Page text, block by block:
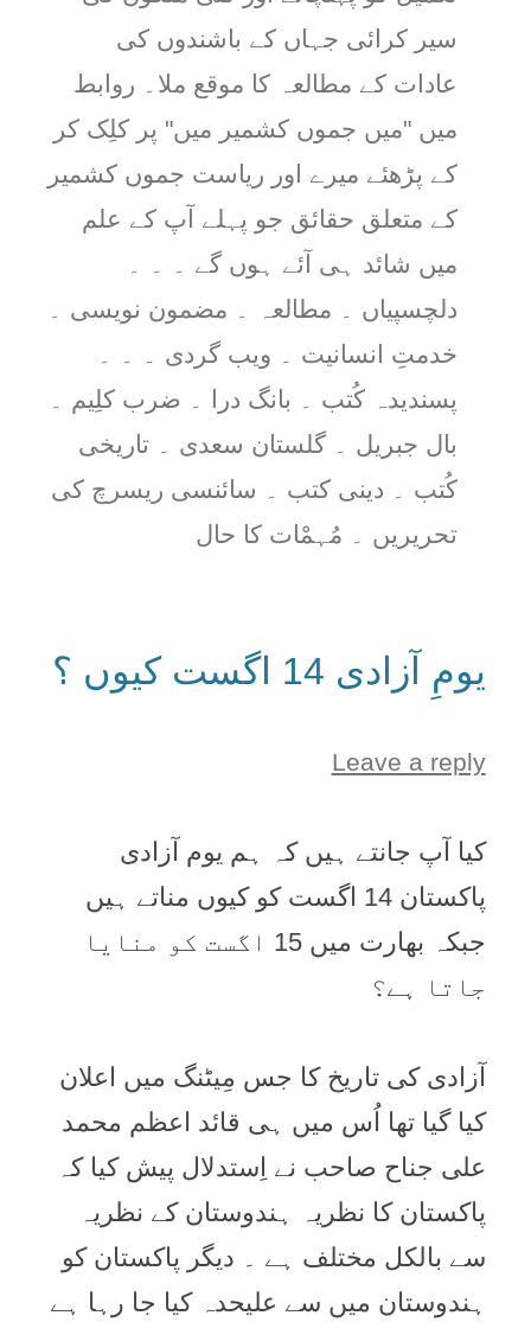
سیر کرائی جہاں کے باشندوں کی
عادات کے مطالعہ کا موقع ملا۔ روابط
میں "میں جموں کشمیر میں" پر کلِک کر
کے پڑھئے میرے اور ریاست جموں کشمیر
کے متعلق حقائق جو پہلے آپ کے علم
میں شائد ہی آئے ہوں گے ۔ ۔ ۔
دلچسپیاں ۔ مطالعہ ۔ مضمون نویسی ۔
خدمتِ انسانیت ۔ ویب گردی ۔ ۔ ۔
پسندیدہ کُتب ۔ بانگ درا ۔ ضرب کلِیم ۔
بال جبریل ۔ گلستان سعدی ۔ تاریخی
کُتب ۔ دینی کتب ۔ سائنسی ریسرچ کی
تحریریں ۔ مُہمْات کا حال
یومِ آزادی 14 اگست کیوں ؟
Leave a reply
کیا آپ جانتے ہیں کہ ہم یوم آزادی
پاکستان 14 اگست کو کیوں مناتے ہیں
جبکہ بھارت میں 15 اگست کو منایا
جاتا ہے؟
آزادی کی تاریخ کا جس مِیٹنگ میں اعلان
کیا گیا تھا اُس میں ہی قائد اعظم محمد
علی جناح صاحب نے اِستدلال پیش کیا کہ
پاکستان کا نظریہ ہندوستان کے نظریہ
سے بالکل مختلف ہے ۔ دیگر پاکستان کو
ہندوستان میں سے علیحدہ کیا جا رہا ہے